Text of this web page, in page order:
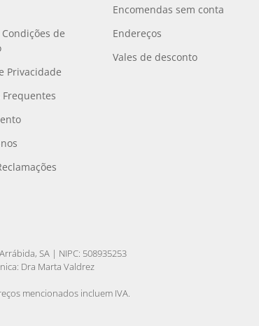
de
Privacidade
Frequentes
Encomendas sem conta
Endereços
Vales de desconto
SA | NIPC: 508935253
Dra Marta Valdrez
mencionados incluem IVA.